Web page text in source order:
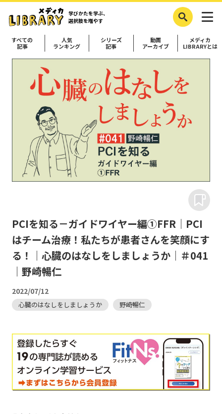
学びかたを学ぶ、
選択肢を増やす
すべての
記事
人気
ランキング
シリーズ
記事
動画
アーカイブ
メディカ
LIBRARYとは
PCIを知る－ガイドワイヤー編①FFR｜PCI
はチーム治療！私たちが患者さんを笑顔にす
る！｜心臓のはなしをしましょうか｜＃041
｜野崎暢仁
2022/07/12
心臓のはなしをしましょうか 野崎暢仁